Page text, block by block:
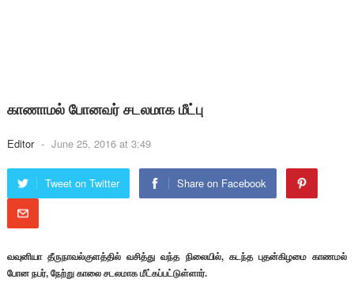
காணாமல் போனவர் சடலமாக மீட்பு
Editor - June 25, 2016 at 3:49
Tweet on Twitter Share on Facebook
வவுனியா தீருநாவல்குளத்தில் வசித்து வந்த நிலையில், கடந்த புதன்கிழமை காணமல்
போன நபர், நேற்று காலை சடலமாக மீட்கப்பட்டுள்ளார்.